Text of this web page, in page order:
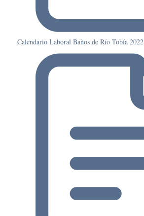
Calendario Laboral Baños de Río Tobía 2022